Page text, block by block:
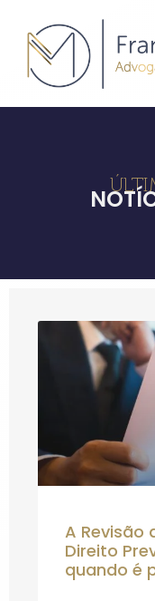
A Revisão
Direito
quando é